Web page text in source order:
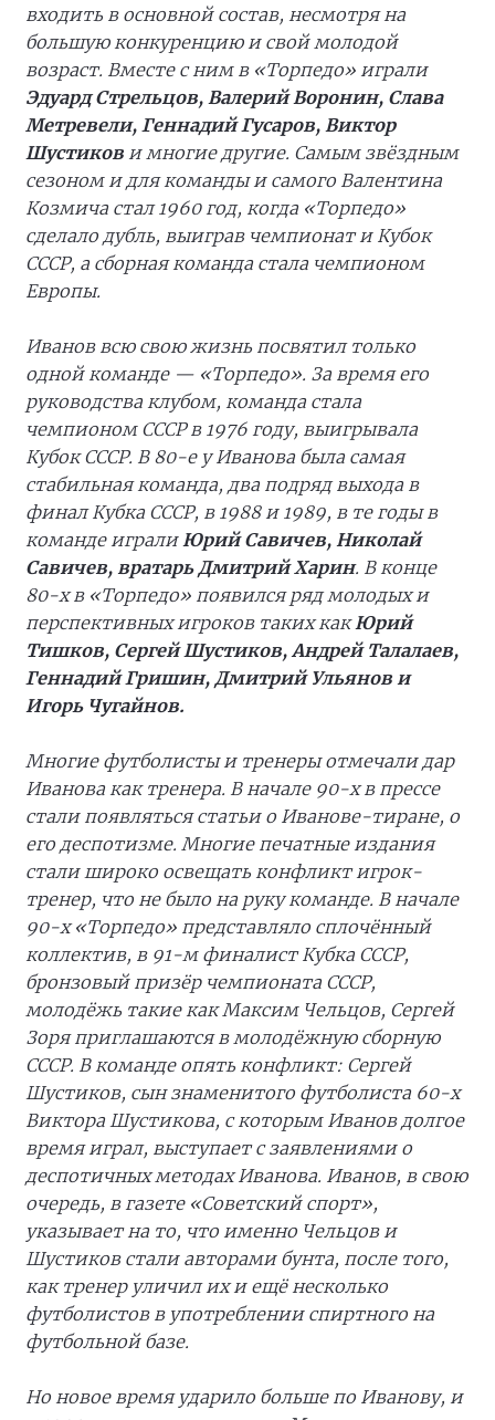
входить в основной состав, несмотря на
большую конкуренцию и свой молодой
возраст. Вместе с ним в «Торпедо» играли
Эдуард Стрельцов, Валерий Воронин, Слава
Метревели, Геннадий Гусаров, Виктор
Шустиков и многие другие. Самым звёздным
сезоном и для команды и самого Валентина
Козмича стал 1960 год, когда «Торпедо»
сделало дубль, выиграв чемпионат и Кубок
СССР, а сборная команда стала чемпионом
Европы.
Иванов всю свою жизнь посвятил только
одной команде — «Торпедо». За время его
руководства клубом, команда стала
чемпионом СССР в 1976 году, выигрывала
Кубок СССР. В 80-е у Иванова была самая
стабильная команда, два подряд выхода в
финал Кубка СССР, в 1988 и 1989, в те годы в
команде игралиЮрий Савичев, Николай
Савичев, вратарь Дмитрий Харин. В конце
80-х в «Торпедо» появился ряд молодых и
перспективных игроков таких какЮрий
Тишков, Сергей Шустиков, Андрей Талалаев,
Геннадий Гришин, Дмитрий Ульянов и
Игорь Чугайнов.
Многие футболисты и тренеры отмечали дар
Иванова как тренера. В начале 90-х в прессе
стали появляться статьи о Иванове-тиране, о
его деспотизме. Многие печатные издания
стали широко освещать конфликт игрок-
тренер, что не было на руку команде. В начале
90-х «Торпедо» представляло сплочённый
коллектив, в 91-м финалист Кубка СССР,
бронзовый призёр чемпионата СССР,
молодёжь такие как Максим Чельцов, Сергей
Зоря приглашаются в молодёжную сборную
СССР. В команде опять конфликт: Сергей
Шустиков, сын знаменитого футболиста 60-х
Виктора Шустикова, с которым Иванов долгое
время играл, выступает с заявлениями о
деспотичных методах Иванова. Иванов, в свою
очередь, в газете «Советский спорт»,
указывает на то, что именно Чельцов и
Шустиков стали авторами бунта, после того,
как тренер уличил их и ещё несколько
футболистов в употреблении спиртного на
футбольной базе.
Но новое время ударило больше по Иванову, и